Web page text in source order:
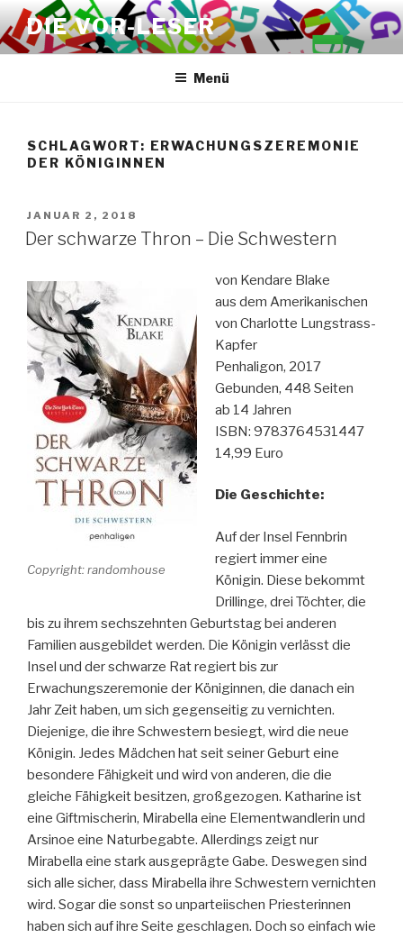
Zum
Inhalt
springen
DIE VOR-LESER
Menü
SCHLAGWORT: ERWACHUNGSZEREMONIE
DER KÖNIGINNEN
VERÖFFENTLICHT
AM
JANUAR 2, 2018
Der schwarze Thron – Die Schwestern
Copyright: randomhouse
von Kendare Blake
aus dem Amerikanischen
von Charlotte Lungstrass-
Kapfer
Penhaligon, 2017
Gebunden, 448 Seiten
ab 14 Jahren
ISBN: 9783764531447
14,99 Euro
Die Geschichte:
Auf der Insel Fennbrin
regiert immer eine
Königin. Diese bekommt
Drillinge, drei Töchter, die
bis zu ihrem sechszehnten Geburtstag bei anderen
Familien ausgebildet werden. Die Königin verlässt die
Insel und der schwarze Rat regiert bis zur
Erwachungszeremonie der Königinnen, die danach ein
Jahr Zeit haben, um sich gegenseitig zu vernichten.
Diejenige, die ihre Schwestern besiegt, wird die neue
Königin. Jedes Mädchen hat seit seiner Geburt eine
besondere Fähigkeit und wird von anderen, die die
gleiche Fähigkeit besitzen, großgezogen. Katharine ist
eine Giftmischerin, Mirabella eine Elementwandlerin und
Arsinoe eine Naturbegabte. Allerdings zeigt nur
Mirabella eine stark ausgeprägte Gabe. Deswegen sind
sich alle sicher, dass Mirabella ihre Schwestern vernichten
wird. Sogar die sonst so unparteiischen Priesterinnen
haben sich auf ihre Seite geschlagen. Doch so einfach wie